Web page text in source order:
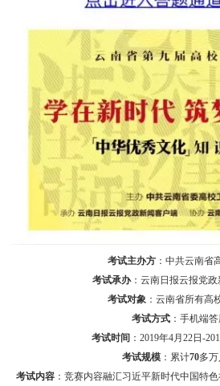
考试主办方 ：中共云南省
考试承办：云南日报云报党
考试对象 ：云南省所有高
考试方式 ：手机端
考试时间 ：2019年4月22日-
考试规模 ：累计70多
考试内容 ：竞赛内容融汇习近平新时代中国特